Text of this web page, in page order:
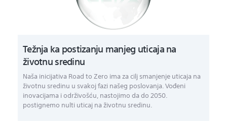
Težnja ka postizanju manjeg uticaja na
životnu sredinu
Naša inicijativa Road to Zero ima za cilj smanjenje uticaja na
životnu sredinu u svakoj fazi našeg poslovanja. Vođeni
inovacijama i održivošću, nastojimo da do 2050.
postignemo nulti uticaj na životnu sredinu.